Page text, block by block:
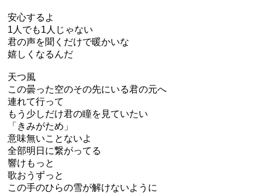
安心するよ
1人でも1人じゃない
君の声を聞くだけで暖かいな
嬉しくなるんだ
天つ風
この曇った空のその先にいる君の元へ
連れて行って
もう少しだけ君の瞳を見ていたい
「きみがため」
意味無いことないよ
全部明日に繋がってる
響けもっと
歌おうずっと
この手のひらの雪が解けないように